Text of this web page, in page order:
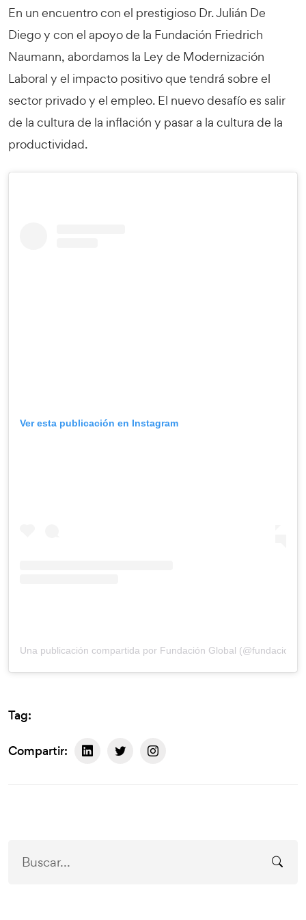
En un encuentro con el prestigioso Dr. Julián De
Diego y con el apoyo de la Fundación Friedrich
Naumann, abordamos la Ley de Modernización
Laboral y el impacto positivo que tendrá sobre el
sector privado y el empleo. El nuevo desafío es salir
de la cultura de la inflación y pasar a la cultura de la
productividad.
Ver esta publicación en Instagram
Una publicación compartida por Fundación Global
Tag:
Compartir: